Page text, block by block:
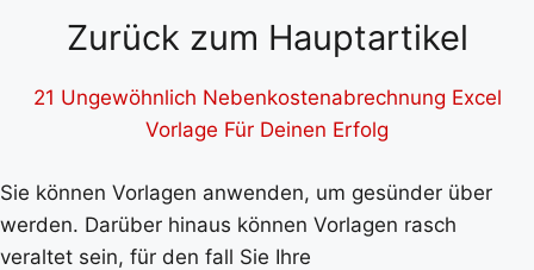
Zurück zum Hauptartikel
21 Ungewöhnlich Nebenkostenabrechnung Excel
Vorlage Für Deinen Erfolg
Sie können Vorlagen anwenden, um gesünder über
werden. Darüber hinaus können Vorlagen rasch
veraltet sein, für den fall Sie Ihre